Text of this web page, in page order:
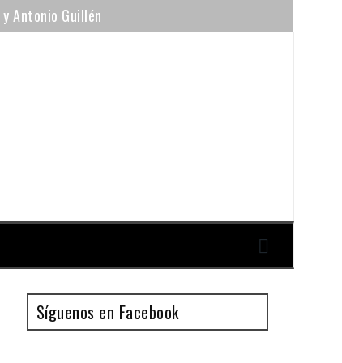
Antonio Guillén
Síguenos en Facebook